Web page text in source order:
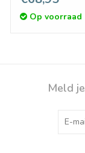
Op voorraad
Meld